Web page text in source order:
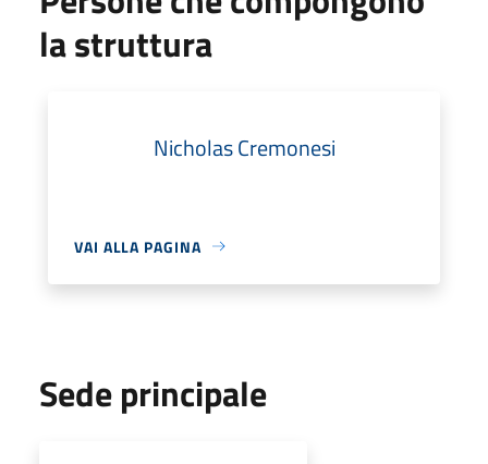
la struttura
Nicholas Cremonesi
VAI ALLA PAGINA
Sede principale